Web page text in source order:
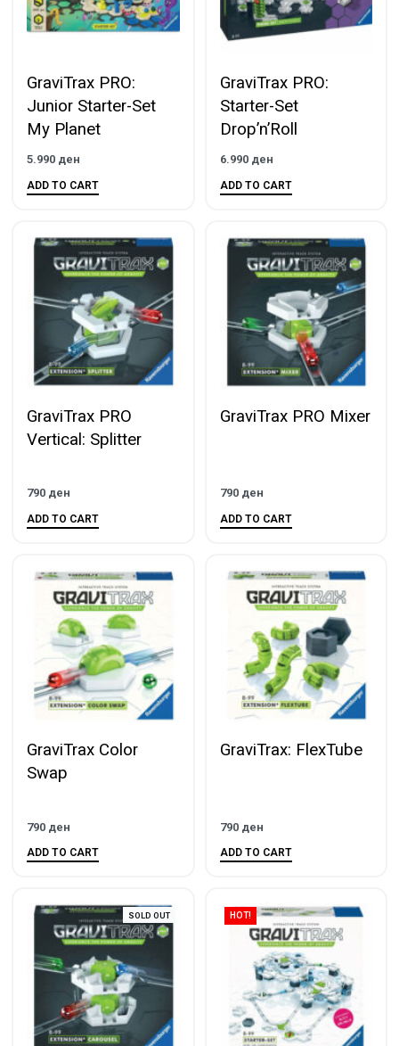
GraviTrax PRO:
Junior Starter-Set
My Planet
5.990 ден
ADD TO CART
GraviTrax PRO:
Starter-Set
Drop’n’Roll
6.990 ден
ADD TO CART
GraviTrax PRO
Vertical: Splitter
790 ден
ADD TO CART
GraviTrax PRO Mixer
790 ден
ADD TO CART
GraviTrax Color
Swap
790 ден
ADD TO CART
GraviTrax: FlexTube
790 ден
ADD TO CART
SOLD OUT HOT!